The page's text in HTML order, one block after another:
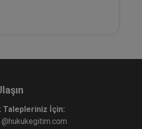
Talepleriniz İçin: